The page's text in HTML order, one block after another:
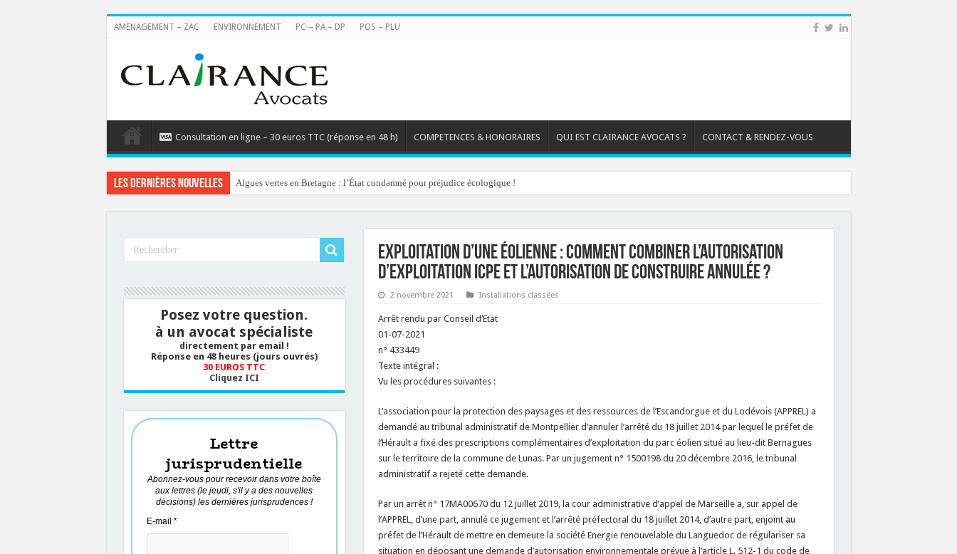
AMENAGEMENT – ZAC ENVIRONNEMENT PC – PA – DP POS – PLU
Consultation en ligne – 30 euros TTC (réponse en 48 h) COMPETENCES & HONORAIRES QUI EST CLAIRANCE AVOCATS ? CONTACT & RENDEZ-VOUS
Les dernières nouvelles Algues vertes en Bretagne : l’État condamné pour préjudice écologique !
Exploitation d’une éolienne : comment combiner l’autorisation
d’exploitation ICPE et l’autorisation de construire annulée ?
2 novembre 2021 Installations classées
Arrêt rendu par Conseil d’Etat
01-07-2021
n° 433449
Texte intégral :
Vu les procédures suivantes :
L’association pour la protection des paysages et des ressources de l’Escandorgue et du Lodévois (APPREL) a
demandé au tribunal administratif de Montpellier d’annuler l’arrêté du 18 juillet 2014 par lequel le préfet de
l’Hérault a fixé des prescriptions complémentaires d’exploitation du parc éolien situé au lieu-dit Bernagues
sur le territoire de la commune de Lunas. Par un jugement n° 1500198 du 20 décembre 2016, le tribunal
administratif a rejeté cette demande.
Par un arrêt n° 17MA00670 du 12 juillet 2019, la cour administrative d’appel de Marseille a, sur appel de
l’APPREL, d’une part, annulé ce jugement et l’arrêté préfectoral du 18 juillet 2014, d’autre part, enjoint au
préfet de l’Hérault de mettre en demeure la société Energie renouvelable du Languedoc de régulariser sa
situation en déposant une demande d’autorisation environnementale prévue à l’article L. 512-1 du code de
Posez votre question.
à un avocat spécialiste
directement par email !
Réponse en 48 heures (jours ouvrés)
30 EUROS TTC
Cliquez ICI
Lettre
jurisprudentielle
Abonnez-vous pour recevoir dans votre boîte
aux lettres (le jeudi, s'il y a des nouvelles
décisions) les dernières jurisprudences !
E-mail *